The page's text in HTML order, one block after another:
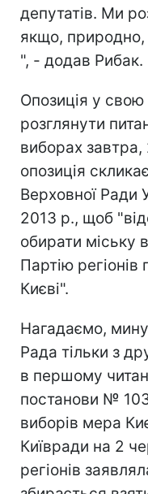
депутатів. Ми
якщо, природно,
", - додав Рибак.
Опозиція у
розглянути
виборах завтра,
опозиція
Верховної Ради
2013 р., щоб
обирати міську
Партію
Києві".
Нагадаємо,
Рада тільки з
в першому
постанови №
виборів мера
Київради на 2
регіонів